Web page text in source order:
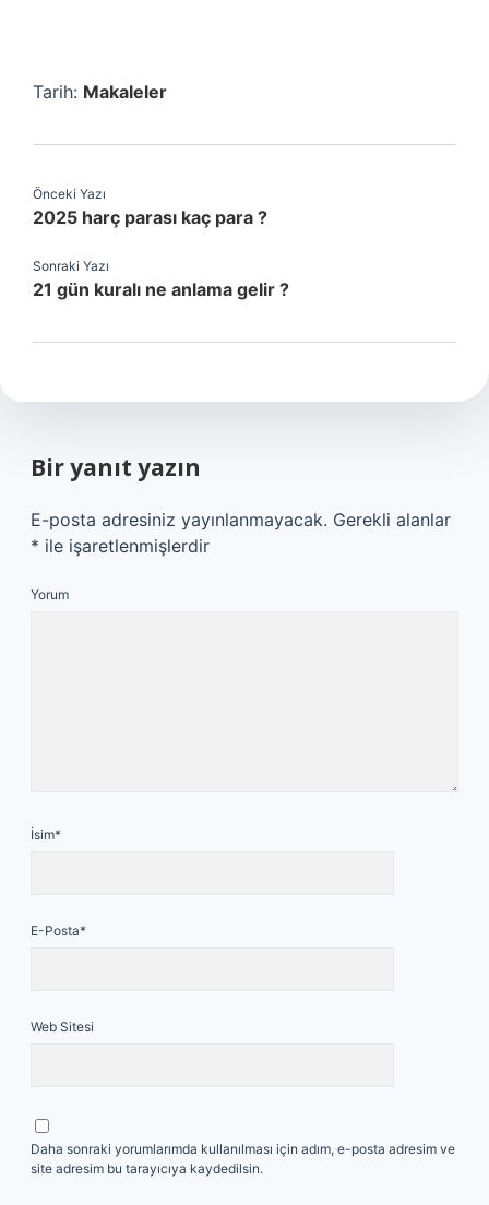
Tarih: Makaleler
Önceki Yazı
2025 harç parası kaç para ?
Sonraki Yazı
21 gün kuralı ne anlama gelir ?
Bir yanıt yazın
E-posta adresiniz yayınlanmayacak. Gerekli alanlar
* ile işaretlenmişlerdir
Yorum
İsim*
E-Posta*
Web Sitesi
Daha sonraki yorumlarımda kullanılması için adım, e-posta adresim ve
site adresim bu tarayıcıya kaydedilsin.